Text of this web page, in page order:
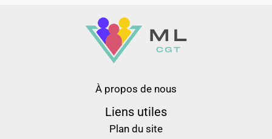
À propos de nous
Liens utiles
Plan du site